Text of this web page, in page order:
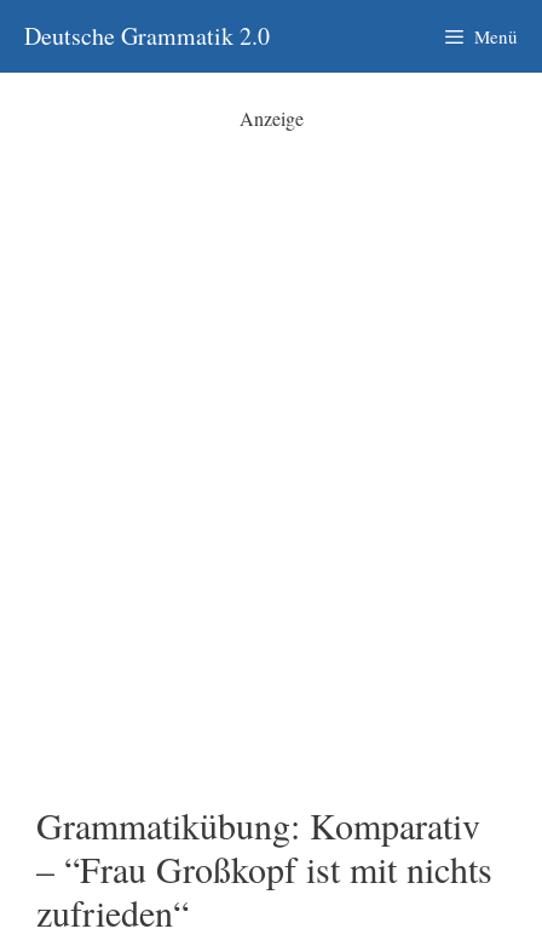
Inhalt
springen
Deutsche Grammatik 2.0 Menü
Anzeige
Grammatikübung: Komparativ
– “Frau Großkopf ist mit nichts
zufrieden“